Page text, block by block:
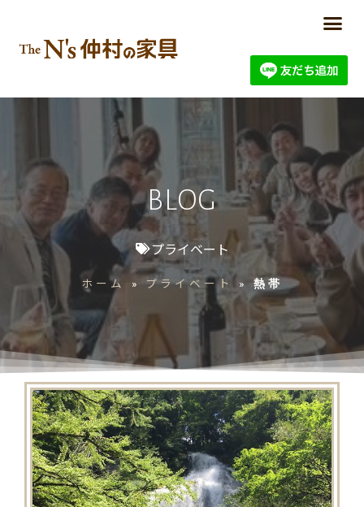
BLOG
プライベート
ホーム » プライベート »熱帯